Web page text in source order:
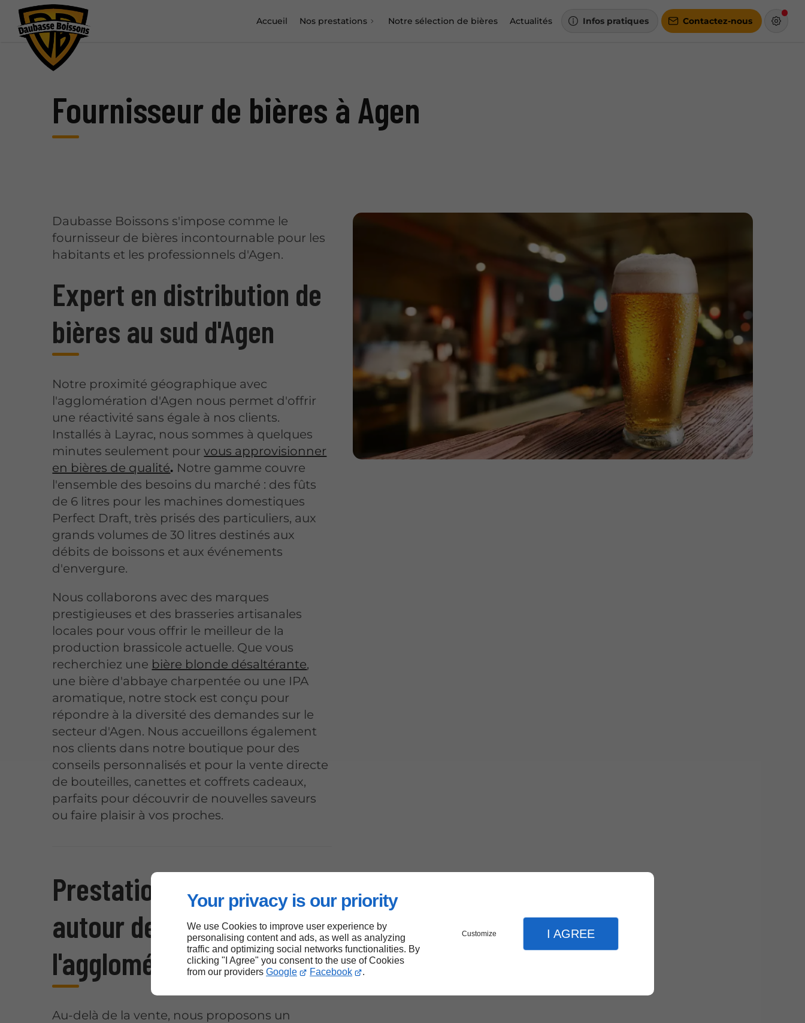
Your privacy is our priority
We use Cookies to improve user experience by
personalising content and ads, as well as analyzing
traffic and optimizing social networks functionalities. By
clicking "I Agree" you consent to the use of Cookies
from our providers Google Facebook .
Customize I AGREE
Accueil Nos prestations Notre sélection de bières Actualités Infos pratiques Contactez-nous
Fournisseur de bières à Agen
Daubasse Boissons s'impose comme le
fournisseur de bières incontournable pour les
habitants et les professionnels d'Agen.
Expert en distribution de
bières au sud d'Agen
Notre proximité géographique avec
l'agglomération d'Agen nous permet d'offrir
une réactivité sans égale à nos clients.
Installés à Layrac, nous sommes à quelques
minutes seulement pourvous approvisionner
en bières de qualité. Notre gamme couvre
l'ensemble des besoins du marché : des fûts
de 6 litres pour les machines domestiques
Perfect Draft, très prisés des particuliers, aux
grands volumes de 30 litres destinés aux
débits de boissons et aux événements
d'envergure.
Nous collaborons avec des marques
prestigieuses et des brasseries artisanales
locales pour vous offrir le meilleur de la
production brassicole actuelle. Que vous
recherchiez une bière blonde désaltérante,
une bière d'abbaye charpentée ou une IPA
aromatique, notre stock est conçu pour
répondre à la diversité des demandes sur le
secteur d'Agen. Nous accueillons également
nos clients dans notre boutique pour des
conseils personnalisés et pour la vente directe
de bouteilles, canettes et coffrets cadeaux,
parfaits pour découvrir de nouvelles saveurs
ou faire plaisir à vos proches.
Prestations complètes
autour de la bière sur
l'agglomération d'Agen
Au-delà de la vente, nous proposons un